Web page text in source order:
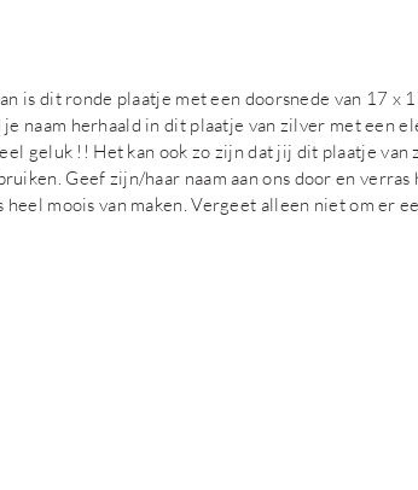
is dit ronde plaatje met een doorsnede van 17 x
naam herhaald in dit plaatje van zilver met een
geluk !! Het kan ook zo zijn dat jij dit plaatje van
Geef zijn/haar naam aan ons door en verras
moois van maken. Vergeet alleen niet om er